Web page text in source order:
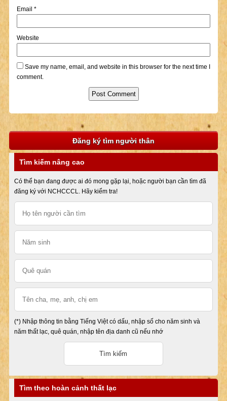
Email *
Website
Save my name, email, and website in this browser for the next time I
comment.
Đăng ký tìm người thân
Tìm kiếm nâng cao
Có thể bạn đang được ai đó mong gặp lại, hoặc người bạn cần tìm đã
đăng ký với NCHCCCL. Hãy kiểm tra!
(*) Nhập thông tin bằng Tiếng Việt có dấu, nhập số cho năm sinh và
năm thất lạc, quê quán, nhập tên địa danh cũ nếu nhớ
Tìm theo hoàn cảnh thất lạc